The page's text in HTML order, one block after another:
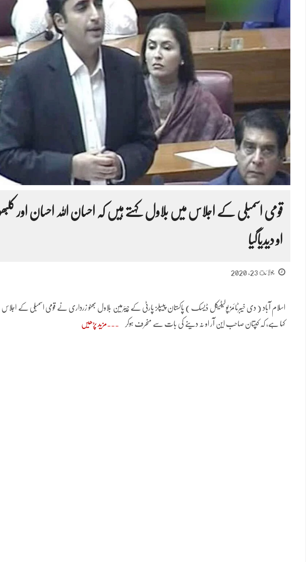
قومی اسمبلی کے اجلاس میں بلاول کہتے ہیں کہ احسان اللہ احسان اور
او دیدیاگیا
جولائ 23, 2020
اسلام آباد ( دی خیبرٹائمز پولیٹیکل ڈیسک ) پاکستان پیپلز پارٹی کے چیئرمین بلاول بھٹو زرداری نے قومی اسمبلی کے
کہا ہے، کہ کپتان صاحب این آر او نہ دینے کی بات سے منحرف ہوکر مزید پڑھیں